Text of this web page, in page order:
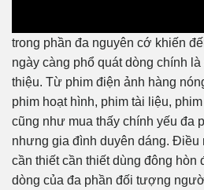
trong phần đa nguyên cớ khiến
ngày càng phổ quát dòng chính
thiệu. Từ phim điện ảnh hàng
phim hoạt hình, phim tài liệu,
cũng như mua thấy chính yếu đa
nhưng gia đình duyên dáng.
cần thiết cần thiết dùng đông hòn
dòng của đa phần đối tượng